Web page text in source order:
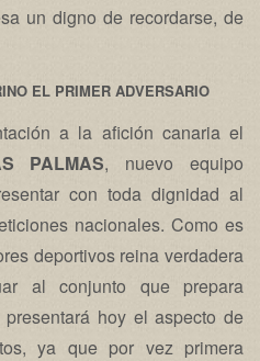
un digno de recordarse, de
EL PRIMER ADVERSARIO
a la afición canaria el
PALMAS, nuevo equipo
con toda dignidad al
nacionales. Como es
deportivos reina verdadera
al conjunto que prepara
hoy el aspecto de
ya que por vez primera